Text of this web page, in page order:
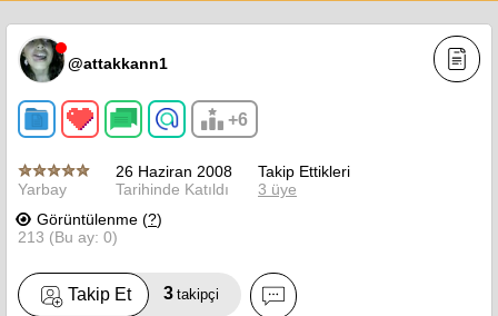
@attakkann1
+6
Yarbay
26 Haziran 2008
Tarihinde Katıldı
Takip Ettikleri
3 üye
Görüntülenme (?)
213 (Bu ay: 0)
Takip Et 3 takipçi